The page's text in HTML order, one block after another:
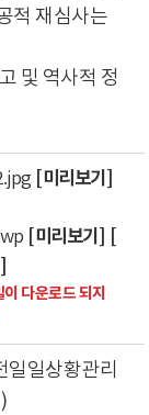
적 재심사는
및 역사적 정
[미리보기]
[미리보기]
다운로드 되지
일일상황관리